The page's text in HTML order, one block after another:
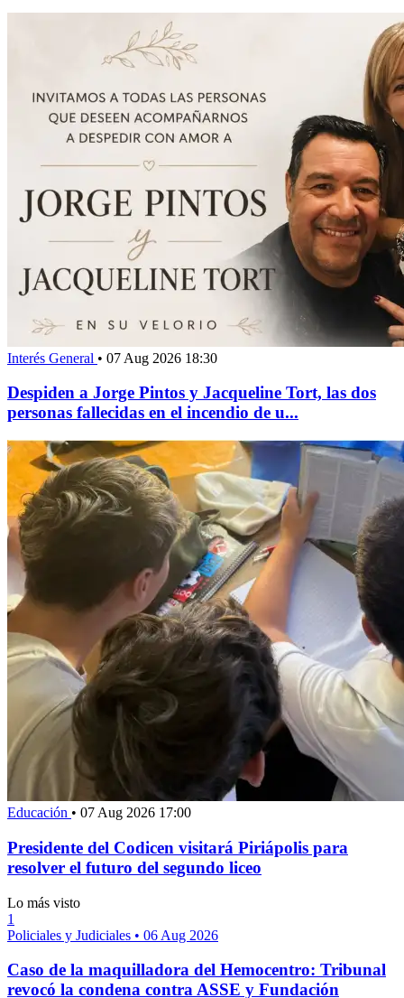
Interés General • 07 Aug 2026 18:30
Despiden a Jorge Pintos y Jacqueline Tort, las dos
personas fallecidas en el incendio de u...
Educación • 07 Aug 2026 17:00
Presidente del Codicen visitará Piriápolis para
resolver el futuro del segundo liceo
Lo más visto
1
Policiales y Judiciales • 06 Aug 2026
Caso de la maquilladora del Hemocentro: Tribunal
revocó la condena contra ASSE y Fundación